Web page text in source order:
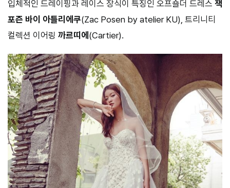
입체적인 드레이핑과 레이스 장식이 특징인 오프숄더 드레스 잭
포즌 바이 아틀리에쿠(Zac Posen by atelier KU), 트리니티
컬렉션 이어링 까르띠에 (Cartier).